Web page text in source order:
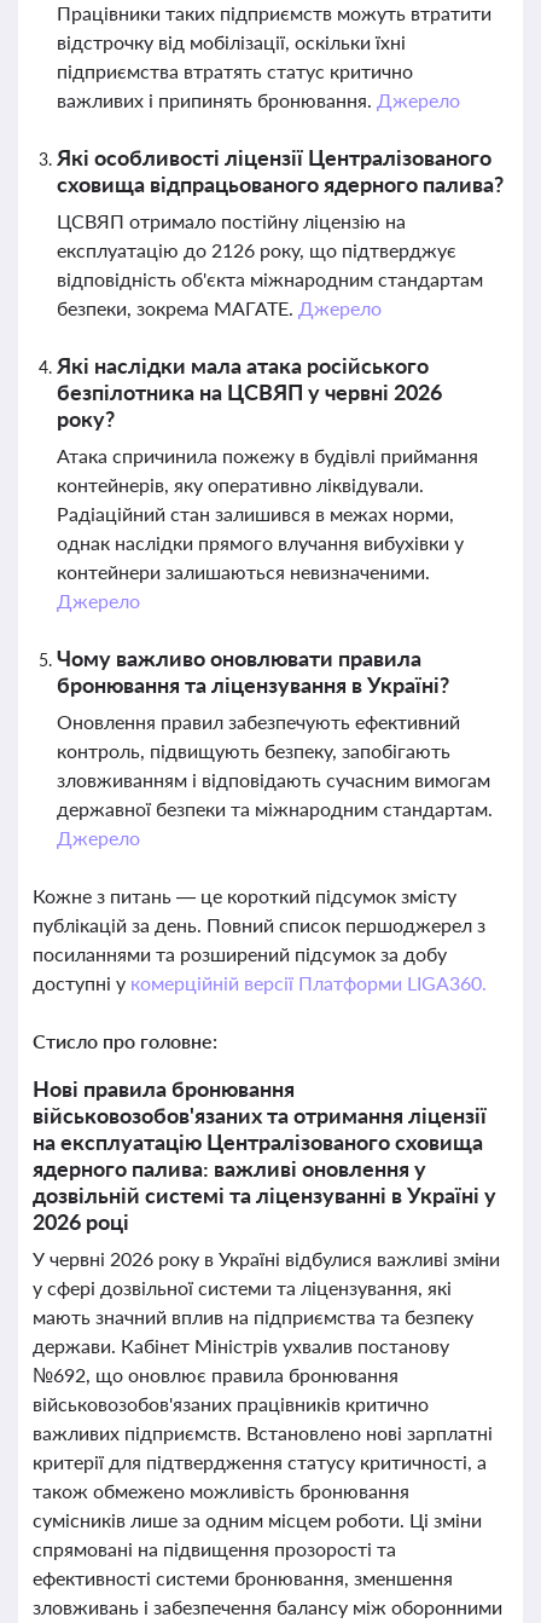
Працівники таких підприємств можуть втратити
відстрочку від мобілізації, оскільки їхні
підприємства втратять статус критично
важливих і припинять бронювання. Джерело
Які особливості ліцензії Централізованого
сховища відпрацьованого ядерного палива?
ЦСВЯП отримало постійну ліцензію на
експлуатацію до 2126 року, що підтверджує
відповідність об'єкта міжнародним стандартам
безпеки, зокрема МАГАТЕ. Джерело
Які наслідки мала атака російського
безпілотника на ЦСВЯП у червні 2026
року?
Атака спричинила пожежу в будівлі приймання
контейнерів, яку оперативно ліквідували.
Радіаційний стан залишився в межах норми,
однак наслідки прямого влучання вибухівки у
контейнери залишаються невизначеними.
Джерело
Чому важливо оновлювати правила
бронювання та ліцензування в Україні?
Оновлення правил забезпечують ефективний
контроль, підвищують безпеку, запобігають
зловживанням і відповідають сучасним вимогам
державної безпеки та міжнародним стандартам.
Джерело
Кожне з питань — це короткий підсумок змісту
публікацій за день. Повний список першоджерел з
посиланнями та розширений підсумок за добу
доступні у комерційній версії Платформи LIGA360.
Стисло про головне:
Нові правила бронювання
військовозобов'язаних та отримання ліцензії
на експлуатацію Централізованого сховища
ядерного палива: важливі оновлення у
дозвільній системі та ліцензуванні в Україні у
2026 році
У червні 2026 року в Україні відбулися важливі зміни
у сфері дозвільної системи та ліцензування, які
мають значний вплив на підприємства та безпеку
держави. Кабінет Міністрів ухвалив постанову
№692, що оновлює правила бронювання
військовозобов'язаних працівників критично
важливих підприємств. Встановлено нові зарплатні
критерії для підтвердження статусу критичності, а
також обмежено можливість бронювання
сумісників лише за одним місцем роботи. Ці зміни
спрямовані на підвищення прозорості та
ефективності системи бронювання, зменшення
зловживань і забезпечення балансу між оборонними